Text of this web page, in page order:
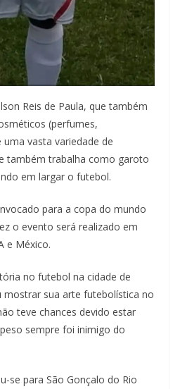
Reis de Paula, que também
(perfumes,
vasta variedade de
também trabalha como garoto
em largar o futebol.
para a copa do mundo
o evento será realizado em
e México.
no futebol na cidade de
mostrar sua arte futebolística no
teve chances devido estar
sempre foi inimigo do
se para São Gonçalo do Rio